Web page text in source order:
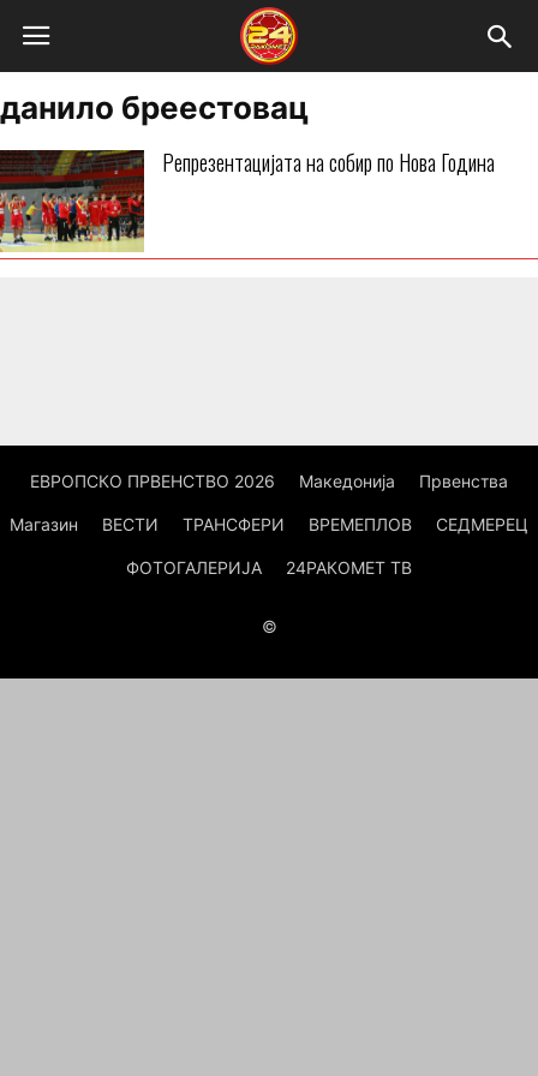
данило бреестовац
Репрезентацијата на собир по Нова Година
ЕВРОПСКО ПРВЕНСТВО 2026 Македонија Првенства
Магазин ВЕСТИ ТРАНСФЕРИ ВРЕМЕПЛОВ СЕДМЕРЕЦ
ФОТОГАЛЕРИЈА 24РАКОМЕТ ТВ
©